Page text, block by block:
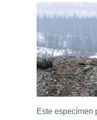
Este especímen